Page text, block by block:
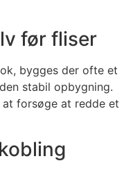
før fliser
bygges der ofte et
stabil opbygning.
at forsøge at redde et